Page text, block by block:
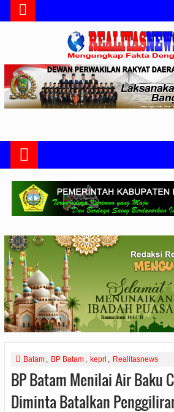
Batam BP Batam kepri Realitasnews
BP Batam Menilai Air Baku
Diminta Batalkan